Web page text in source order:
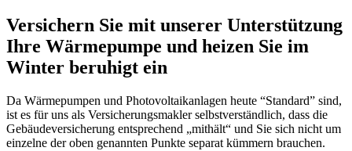
Versichern Sie mit unserer Unterstützung
Ihre Wärmepumpe und heizen Sie im
Winter beruhigt ein
Da Wärmepumpen und Photovoltaikanlagen heute “Standard” sind,
ist es für uns als Versicherungsmakler selbstverständlich, dass die
Gebäudeversicherung entsprechend „mithält“ und Sie sich nicht um
einzelne der oben genannten Punkte separat kümmern brauchen.